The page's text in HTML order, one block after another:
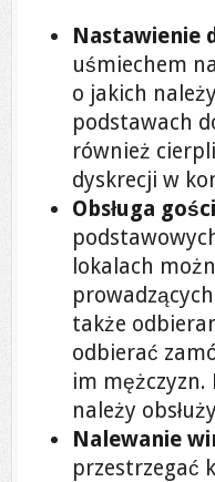
Nastawienie
uśmiechem
o jakich
podstawach
również
dyskrecji w
Obsługa gości
lokalach
także
odbierać
im mężczyzn.
należy
Nalewanie
przestrzegać